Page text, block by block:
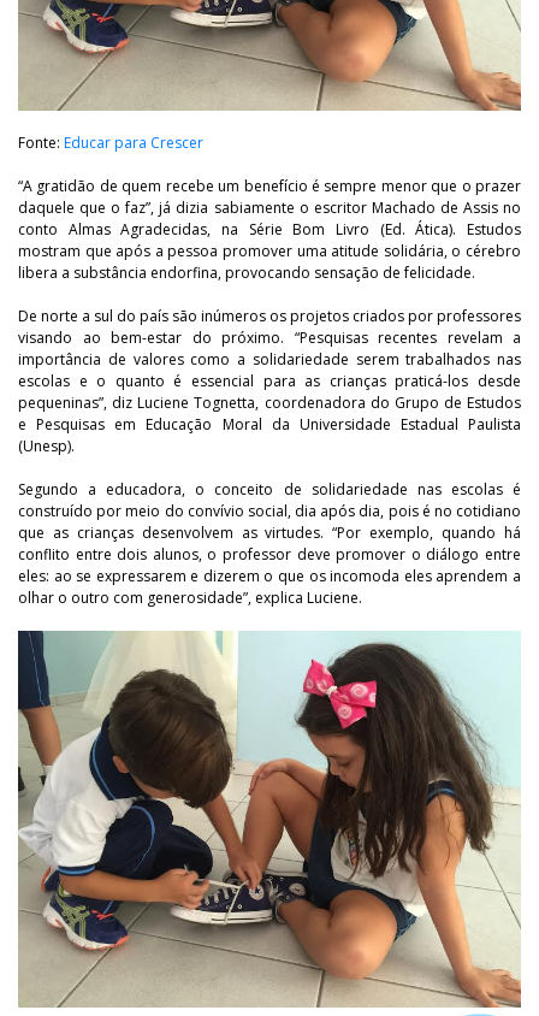
Fonte: Educar para Crescer
“A gratidão de quem recebe um benefício é sempre menor que o prazer
daquele que o faz”, já dizia sabiamente o escritor Machado de Assis no
conto Almas Agradecidas, na Série Bom Livro (Ed. Ática). Estudos
mostram que após a pessoa promover uma atitude solidária, o cérebro
libera a substância endorfina, provocando sensação de felicidade.
De norte a sul do país são inúmeros os projetos criados por professores
visando ao bem-estar do próximo. “Pesquisas recentes revelam a
importância de valores como a solidariedade serem trabalhados nas
escolas e o quanto é essencial para as crianças praticá-los desde
pequeninas”, diz Luciene Tognetta, coordenadora do Grupo de Estudos
e Pesquisas em Educação Moral da Universidade Estadual Paulista
(Unesp).
Segundo a educadora, o conceito de solidariedade nas escolas é
construído por meio do convívio social, dia após dia, pois é no cotidiano
que as crianças desenvolvem as virtudes. “Por exemplo, quando há
conflito entre dois alunos, o professor deve promover o diálogo entre
eles: ao se expressarem e dizerem o que os incomoda eles aprendem a
olhar o outro com generosidade”, explica Luciene.